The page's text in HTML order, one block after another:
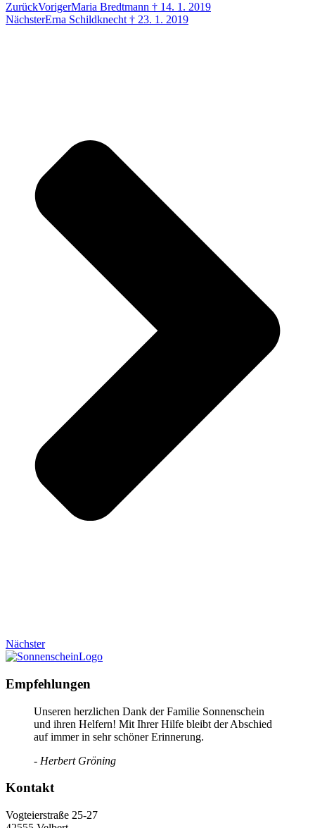
ZurückVorigerMaria Bredtmann † 14. 1. 2019
NächsterErna Schildknecht † 23. 1. 2019
Nächster
Empfehlungen
Unseren herzlichen Dank der Familie Sonnenschein
und ihren Helfern! Mit Ihrer Hilfe bleibt der Abschied
auf immer in sehr schöner Erinnerung.
- Herbert Gröning
Kontakt
Vogteierstraße 25-27